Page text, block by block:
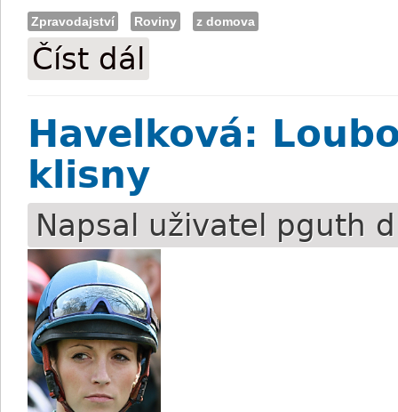
Zpravodajství Roviny z domova
Číst dál
Havelková:
klisny
Napsal uživatel pguth